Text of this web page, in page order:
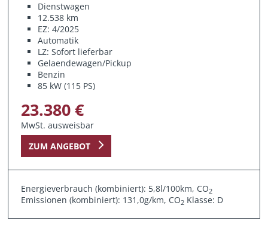
Dienstwagen
12.538 km
EZ: 4/2025
Automatik
LZ: Sofort lieferbar
Gelaendewagen/Pickup
Benzin
85 kW (115 PS)
23.380 €
MwSt. ausweisbar
ZUM ANGEBOT
Energieverbrauch (kombiniert): 5,8l/100km, CO2
Emissionen (kombiniert): 131,0g/km, CO2 Klasse: D